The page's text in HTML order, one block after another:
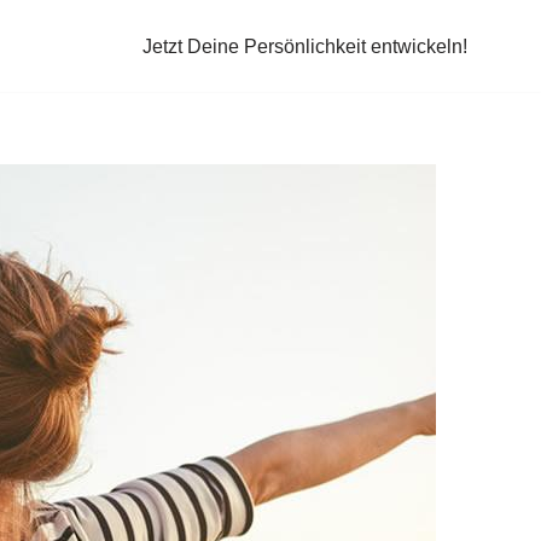
Jetzt Deine Persönlichkeit entwickeln!